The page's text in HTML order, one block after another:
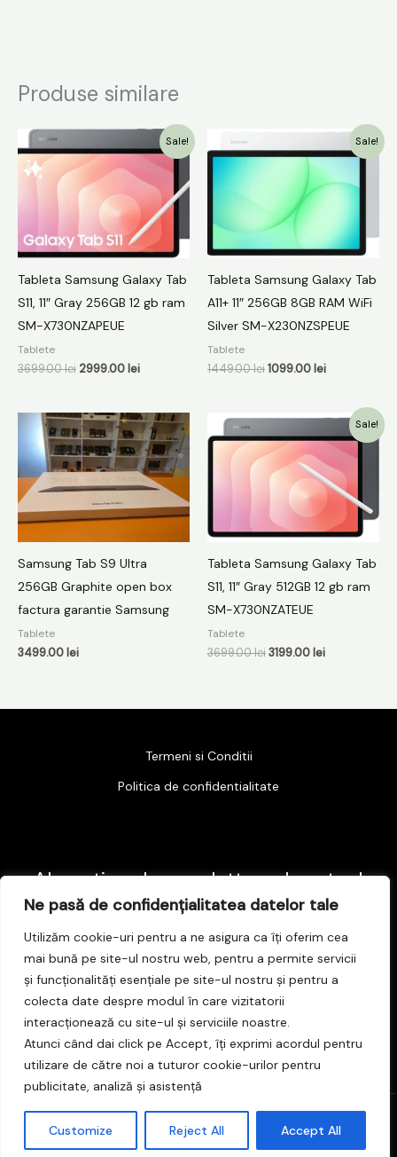
Ne pasă de confidențialitatea datelor tale
Utilizăm cookie-uri pentru a ne asigura ca îți oferim cea
mai bună pe site-ul nostru web, pentru a permite servicii
și funcționalități esențiale pe site-ul nostru și pentru a
colecta date despre modul în care vizitatorii
interacționează cu site-ul și serviciile noastre.
Atunci când dai click pe Accept, îți exprimi acordul pentru
utilizare de către noi a tuturor cookie-urilor pentru
publicitate, analiză și asistență
Customize Reject All Accept All
Produse similare
Sale!
Tableta Samsung Galaxy Tab
S11, 11″ Gray 256GB 12 gb ram
SM-X730NZAPEUE
Tablete
3699.00lei
inițial
fost:
3699.00 lei.
2999.00 lei
Prețul
curent
este:
2999.00 lei.
Sale!
Tableta Samsung Galaxy Tab
A11+ 11″ 256GB 8GB RAM WiFi
Silver SM-X230NZSPEUE
Tablete
1449.00lei
inițial
1449.00 lei.
1099.00 lei
Prețul
curent
1099.00 lei.
Samsung Tab S9 Ultra
256GB Graphite open box
factura garantie Samsung
Tablete
3499.00 lei
Sale!
Tableta Samsung Galaxy Tab
S11, 11″ Gray 512GB 12 gb ram
SM-X730NZATEUE
Tablete
3699.00lei
Prețul
inițial
fost:
3699.00 lei.
3199.00 lei
Prețul
curent
3199.00 lei.
Termeni si Conditii
Politica de confidentialitate
Abonati-va la newsletter-ul nostru !
E
m
a
*
Subscribe
© 2026 . Powered by .